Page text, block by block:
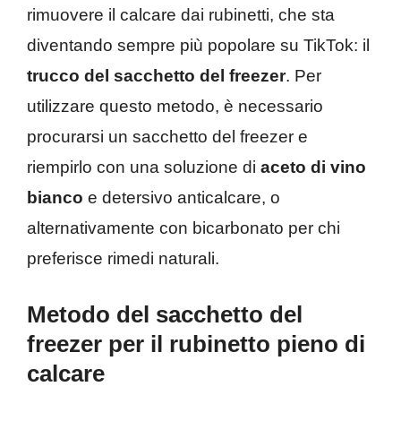
rimuovere il calcare dai rubinetti, che sta
diventando sempre più popolare su TikTok: il
trucco del sacchetto del freezer. Per
utilizzare questo metodo, è necessario
procurarsi un sacchetto del freezer e
riempirlo con una soluzione di aceto di vino
bianco e detersivo anticalcare, o
alternativamente con bicarbonato per chi
preferisce rimedi naturali.
Metodo del sacchetto del
freezer per il rubinetto pieno di
calcare